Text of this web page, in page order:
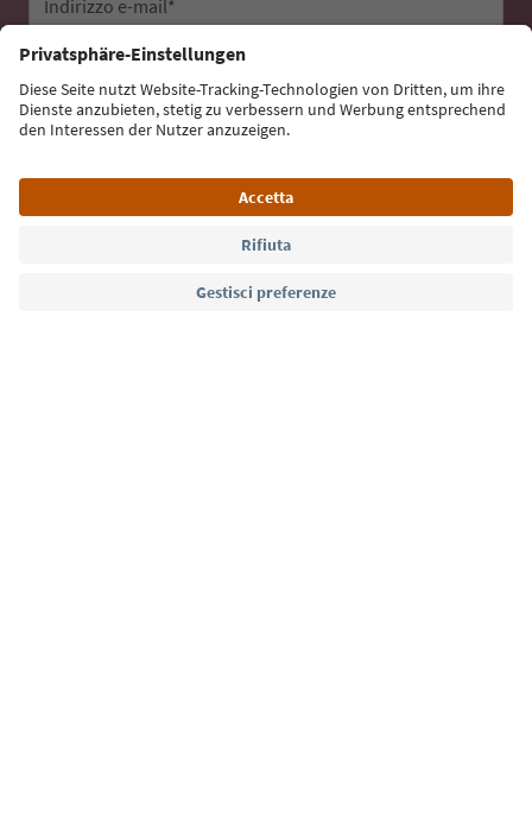
Indirizzo e-mail*
Iscriviti alla newsletter